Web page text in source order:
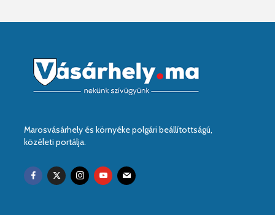
Marosvásárhely és környéke polgári beállítottságú,
közéleti portálja.